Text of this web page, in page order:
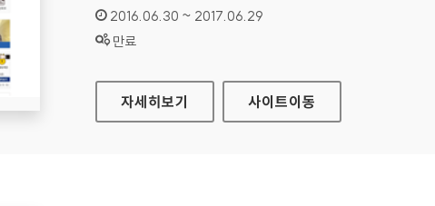
인증기간 :
2016.06.30 ~ 2017.06.29
상태 :
만료
무안군청 대표 홈페이지
자세히보기 사이트이동